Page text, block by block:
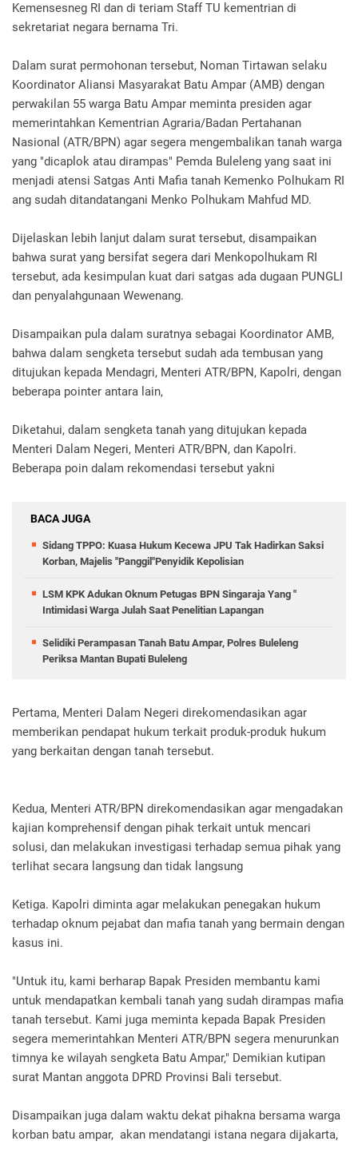
Kemensesneg RI dan di teriam Staff TU kementrian di
sekretariat negara bernama Tri.
Dalam surat permohonan tersebut, Noman Tirtawan selaku
Koordinator Aliansi Masyarakat Batu Ampar (AMB) dengan
perwakilan 55 warga Batu Ampar meminta presiden agar
memerintahkan Kementrian Agraria/Badan Pertahanan
Nasional (ATR/BPN) agar segera mengembalikan tanah warga
yang "dicaplok atau dirampas" Pemda Buleleng yang saat ini
menjadi atensi Satgas Anti Mafia tanah Kemenko Polhukam RI
ang sudah ditandatangani Menko Polhukam Mahfud MD.
Dijelaskan lebih lanjut dalam surat tersebut, disampaikan
bahwa surat yang bersifat segera dari Menkopolhukam RI
tersebut, ada kesimpulan kuat dari satgas ada dugaan PUNGLI
dan penyalahgunaan Wewenang.
Disampaikan pula dalam suratnya sebagai Koordinator AMB,
bahwa dalam sengketa tersebut sudah ada tembusan yang
ditujukan kepada Mendagri, Menteri ATR/BPN, Kapolri, dengan
beberapa pointer antara lain,
Diketahui, dalam sengketa tanah yang ditujukan kepada
Menteri Dalam Negeri, Menteri ATR/BPN, dan Kapolri.
Beberapa poin dalam rekomendasi tersebut yakni
BACA JUGA
Sidang TPPO: Kuasa Hukum Kecewa JPU Tak Hadirkan Saksi
Korban, Majelis "Panggil"Penyidik Kepolisian
LSM KPK Adukan Oknum Petugas BPN Singaraja Yang "
Intimidasi Warga Julah Saat Penelitian Lapangan
Selidiki Perampasan Tanah Batu Ampar, Polres Buleleng
Periksa Mantan Bupati Buleleng
Pertama, Menteri Dalam Negeri direkomendasikan agar
memberikan pendapat hukum terkait produk-produk hukum
yang berkaitan dengan tanah tersebut.
Kedua, Menteri ATR/BPN direkomendasikan agar mengadakan
kajian komprehensif dengan pihak terkait untuk mencari
solusi, dan melakukan investigasi terhadap semua pihak yang
terlihat secara langsung dan tidak langsung
Ketiga. Kapolri diminta agar melakukan penegakan hukum
terhadap oknum pejabat dan mafia tanah yang bermain dengan
kasus ini.
"Untuk itu, kami berharap Bapak Presiden membantu kami
untuk mendapatkan kembali tanah yang sudah dirampas mafia
tanah tersebut. Kami juga meminta kepada Bapak Presiden
segera memerintahkan Menteri ATR/BPN segera menurunkan
timnya ke wilayah sengketa Batu Ampar," Demikian kutipan
surat Mantan anggota DPRD Provinsi Bali tersebut.
Disampaikan juga dalam waktu dekat pihakna bersama warga
korban batu ampar, akan mendatangi istana negara dijakarta,